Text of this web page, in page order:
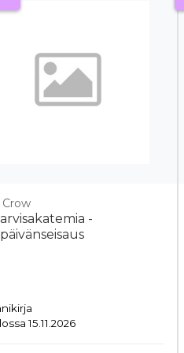
Crow
-
15.11.2026